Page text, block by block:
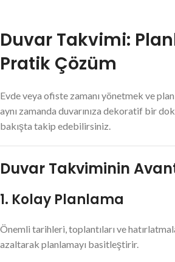
Duvar Takvimi:
Pratik Çözüm
Evde veya ofiste zamanı yönetmek ve
aynı zamanda duvarınıza dekoratif bir
bakışta takip edebilirsiniz.
Duvar Takviminin
1. Kolay Planlama
Önemli tarihleri, toplantıları ve
azaltarak planlamayı basitleştirir.